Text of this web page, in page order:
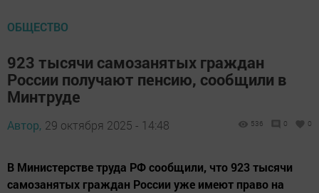
ОБЩЕСТВО
923 тысячи самозанятых граждан
России получают пенсию, сообщили в
Минтруде
Автор, 29 октября 2025 - 14:48 536 0 0
В Министерстве труда РФ сообщили, что 923 тысячи
самозанятых граждан России уже имеют право на